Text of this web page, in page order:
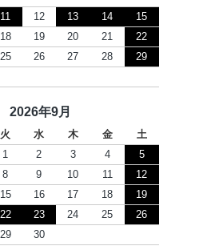
11 12 13 14
15
18 19 20 21
22
25 26 27 28
29
2026年9月
火 水 木 金
土
1
2 3 4
5
8 9 10 11
12
15 16 17 18
19
22 23 24 25
26
29 30